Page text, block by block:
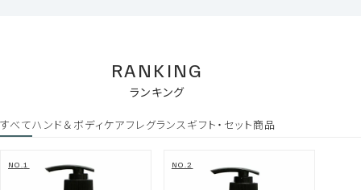
包み込む
Gallery
RANKING
ランキング
すべてハンド＆ボディケアフレグランスギフト・セット商品